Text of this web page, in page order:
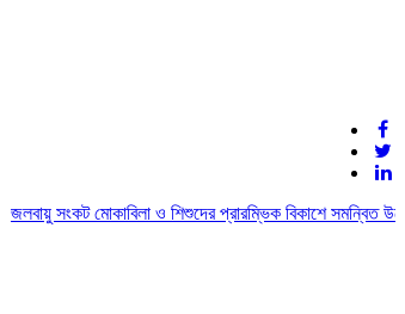
জলবায়ু সংকট মোকাবিলা ও শিশুদের প্রারম্ভিক বিকাশে সমন্বিত